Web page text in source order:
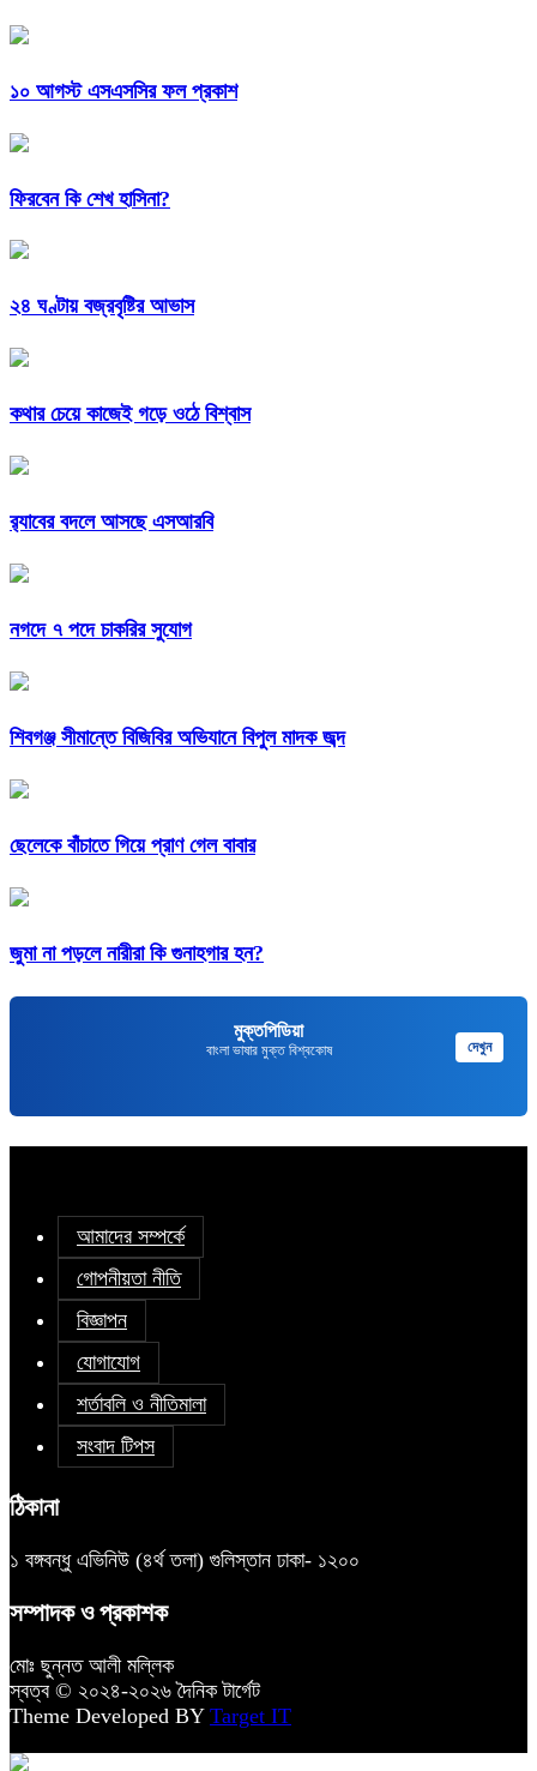
১০ আগস্ট এসএসসির ফল প্রকাশ
ফিরবেন কি শেখ হাসিনা?
২৪ ঘণ্টায় বজ্রবৃষ্টির আভাস
কথার চেয়ে কাজেই গড়ে ওঠে বিশ্বাস
র‍্যাবের বদলে আসছে এসআরবি
নগদে ৭ পদে চাকরির সুযোগ
শিবগঞ্জ সীমান্তে বিজিবির অভিযানে বিপুল মাদক জব্দ
ছেলেকে বাঁচাতে গিয়ে প্রাণ গেল বাবার
জুমা না পড়লে নারীরা কি গুনাহগার হন?
মুক্তপিডিয়া
বাংলা ভাষার মুক্ত বিশ্বকোষ দেখুন
আমাদের সম্পর্কে
গোপনীয়তা নীতি
বিজ্ঞাপন
যোগাযোগ
শর্তাবলি ও নীতিমালা
সংবাদ টিপস
ঠিকানা
১ বঙ্গবন্ধু এভিনিউ (৪র্থ তলা) গুলিস্তান ঢাকা- ১২০০
সম্পাদক ও প্রকাশক
মোঃ ছুন্নত আলী মল্লিক
স্বত্ব © ২০২৪-২০২৬ দৈনিক টার্গেট
Theme Developed BY Target IT